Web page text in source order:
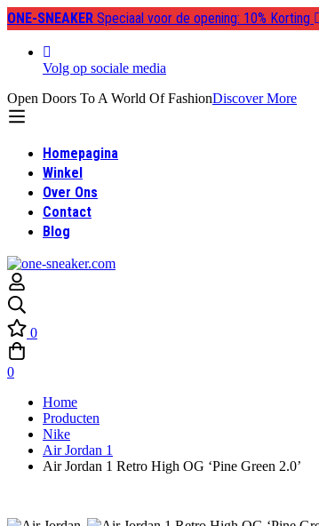
ONE-SNEAKER Speciaal voor de opening: 10% Korting
Volg op sociale media
Open Doors To A World Of FashionDiscover More
Homepagina
Winkel
Over Ons
Contact
Blog
0
0
Home
Producten
Nike
Air Jordan 1
Air Jordan 1 Retro High OG ‘Pine Green 2.0’